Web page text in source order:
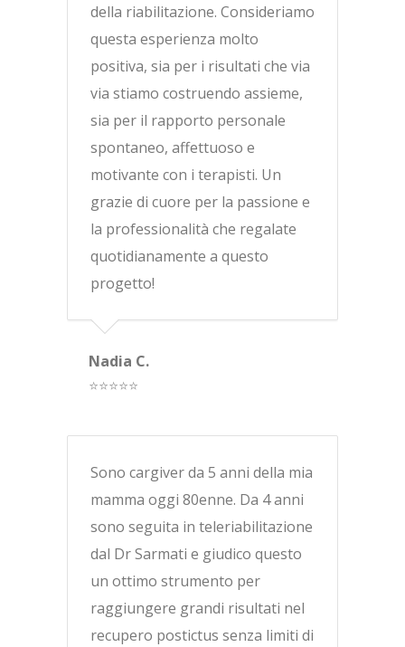
della riabilitazione. Consideriamo
questa esperienza molto
positiva, sia per i risultati che via
via stiamo costruendo assieme,
sia per il rapporto personale
spontaneo, affettuoso e
motivante con i terapisti. Un
grazie di cuore per la passione e
la professionalità che regalate
quotidianamente a questo
progetto!
Nadia C.
⭐⭐⭐⭐⭐
Sono cargiver da 5 anni della mia
mamma oggi 80enne. Da 4 anni
sono seguita in teleriabilitazione
dal Dr Sarmati e giudico questo
un ottimo strumento per
raggiungere grandi risultati nel
recupero postictus senza limiti di